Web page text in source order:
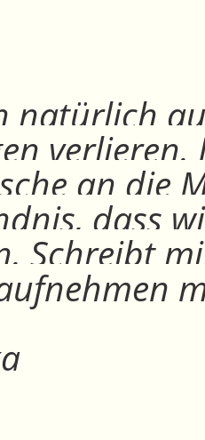
natürlich
an die
dass
Schreibt